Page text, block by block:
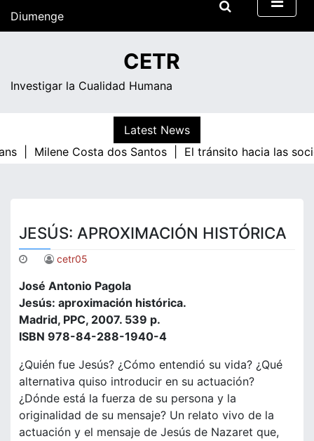
Diumenge
CETR
Investigar la Cualidad Humana
Latest News
|
Milene Costa dos Santos | El tránsito hacia las
JESÚS: APROXIMACIÓN HISTÓRICA
cetr05
José Antonio Pagola
Jesús: aproximación histórica.
Madrid, PPC, 2007. 539 p.
ISBN 978-84-288-1940-4
¿Quién fue Jesús? ¿Cómo entendió su vida? ¿Qué
alternativa quiso introducir en su actuación?
¿Dónde está la fuerza de su persona y la
originalidad de su mensaje? Un relato vivo de la
actuación y el mensaje de Jesús de Nazaret que,